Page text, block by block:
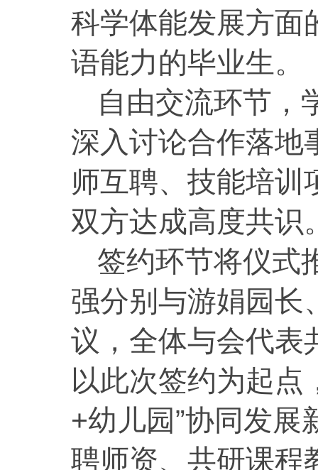
科学体能发展方面
语能力的毕业生。
自由交流环节，
深入讨论合作落地
师互聘、技能培训
双方达成高度共识
签约环节将仪式
强分别与游娟园长
议，全体与会代表
以此次签约为起点
+幼儿园”协同发
聘师资、共研课程